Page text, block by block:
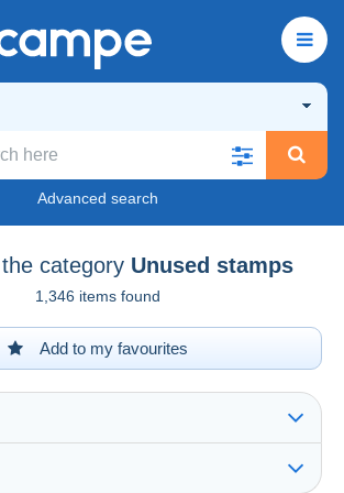
Advanced search
category Unused stamps
1,346 items found
Add to my favourites